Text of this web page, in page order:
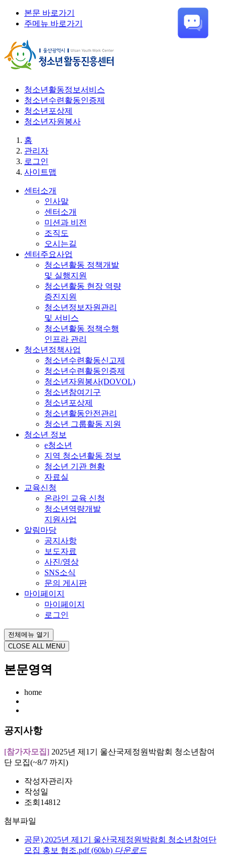
본문 바로가기
주메뉴 바로가기
청소년활동정보서비스
청소년수련활동인증제
청소년포상제
청소년자원봉사
홈
관리자
로그인
사이트맵
센터소개
인사말
센터소개
미션과 비전
조직도
오시는길
센터주요사업
청소년활동 정책개발
및 실행지원
청소년활동 현장 역량
증진지원
청소년정보자원관리
및 서비스
청소년활동 정책수행
인프라 관리
청소년정책사업
청소년수련활동신고제
청소년수련활동인증제
청소년자원봉사(DOVOL)
청소년참여기구
청소년포상제
청소년활동안전관리
청소년 그룹활동 지원
청소년 정보
e청소년
지역 청소년활동 정보
청소년 기관 현황
자료실
교육신청
온라인 교육 신청
청소년역량개발
지원사업
알림마당
공지사항
보도자료
사진/영상
SNS소식
문의 게시판
마이페이지
마이페이지
로그인
전체메뉴 열기
CLOSE ALL MENU
본문영역
home
공지사항
[참가자모집] 2025년 제1기 울산국제정원박람회 청소년참여
단 모집(~8/7 까지)
작성자관리자
작성일
조회 14812
첨부파일
공문) 2025년 제1기 울산국제정원박람회 청소년참여단
모집 홍보 협조.pdf (60kb) 다운로드